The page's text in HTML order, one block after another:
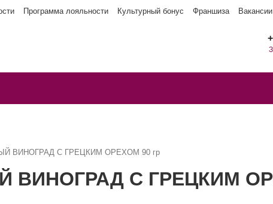
Программа лояльности Культурный бонус Франшиза Вакансии
ВИНОГРАД С ГРЕЦКИМ ОРЕХОМ 90 гр
ВИНОГРАД С ГРЕЦКИМ